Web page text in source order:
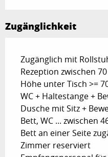
Zugänglichkeit
Zugänglich mit
Rezeption zwischen
Höhe unter Tisch >=
WC + Haltestange +
Dusche mit Sitz +
Bett, WC ... zwischen
Bett an einer Seite
Zimmer reserviert